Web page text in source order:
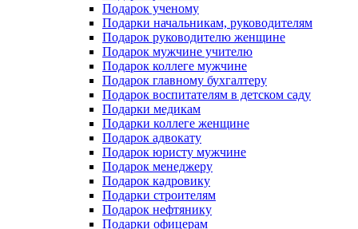
Подарок ученому
Подарки начальникам, руководителям
Подарок руководителю женщине
Подарок мужчине учителю
Подарок коллеге мужчине
Подарок главному бухгалтеру
Подарок воспитателям в детском саду
Подарки медикам
Подарки коллеге женщине
Подарок адвокату
Подарок юристу мужчине
Подарок менеджеру
Подарок кадровику
Подарки строителям
Подарок нефтянику
Подарки офицерам